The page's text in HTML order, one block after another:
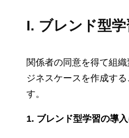
I. ブレンド型
関係者の同意を得て組
ジネスケースを作成す
す。
1. ブレンド型学習の導